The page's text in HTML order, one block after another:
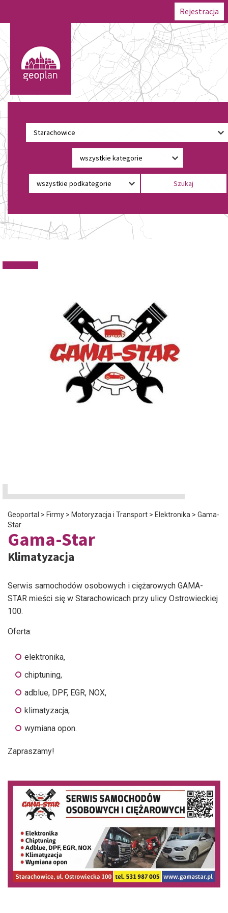
Rejestracja
Geoportal > Firmy > Motoryzacja i Transport > Elektronika > Gama-
Star
Gama-Star
Klimatyzacja
Serwis samochodów osobowych i ciężarowych GAMA-
STAR mieści się w Starachowicach przy ulicy Ostrowieckiej
100.
Oferta:
elektronika,
chiptuning,
adblue, DPF, EGR, NOX,
klimatyzacja,
wymiana opon.
Zapraszamy!